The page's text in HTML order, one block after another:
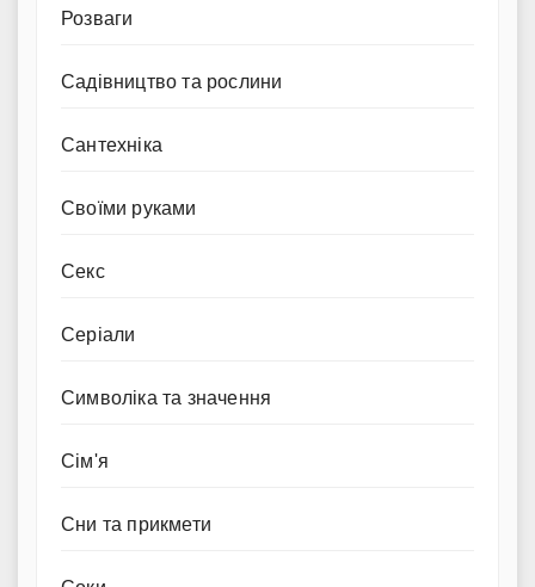
Розваги
Садівництво та рослини
Сантехніка
Своїми руками
Секс
Серіали
Символіка та значення
Сім'я
Сни та прикмети